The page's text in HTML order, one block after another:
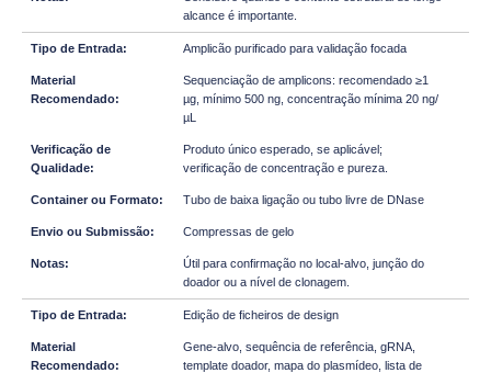
alcance é importante.
Amplicão purificado para validação focada
Sequenciação de amplicons: recomendado ≥1
µg, mínimo 500 ng, concentração mínima 20 ng/
µL
Produto único esperado, se aplicável;
verificação de concentração e pureza.
Tubo de baixa ligação ou tubo livre de DNase
Compressas de gelo
Útil para confirmação no local-alvo, junção do
doador ou a nível de clonagem.
Edição de ficheiros de design
Gene-alvo, sequência de referência, gRNA,
template doador, mapa do plasmídeo, lista de